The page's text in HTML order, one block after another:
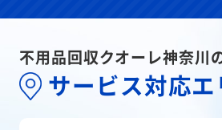
不用品回収クオーレ神奈川
サービス対応エ